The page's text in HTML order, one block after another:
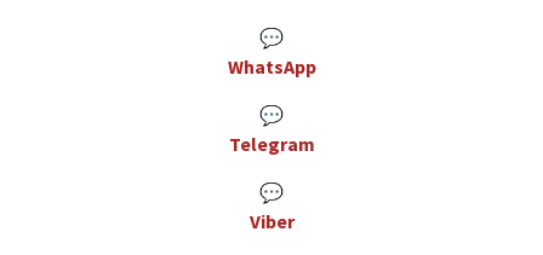
💬
WhatsApp
💬
Telegram
💬
Viber